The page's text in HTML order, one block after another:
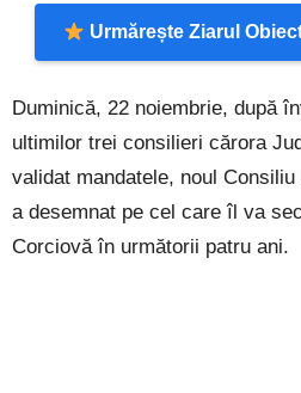
Urmărește Ziarul
Duminică, 22 noiembrie, după
ultimilor trei consilieri cărora
validat mandatele, noul
a desemnat pe cel care îl va
Corciovă în următorii patru ani.